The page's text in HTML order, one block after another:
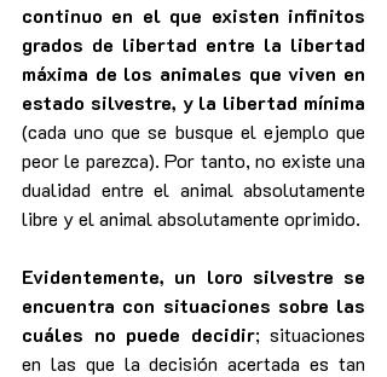
continuo en el que existen infinitos
grados de libertad entre la libertad
máxima de los animales que viven en
estado silvestre, y la libertad mínima
(cada uno que se busque el ejemplo que
peor le parezca). Por tanto, no existe una
dualidad entre el animal absolutamente
libre y el animal absolutamente oprimido.
Evidentemente, un loro silvestre se
encuentra con situaciones sobre las
cuáles no puede decidir; situaciones
en las que la decisión acertada es tan